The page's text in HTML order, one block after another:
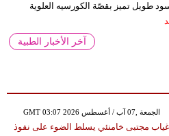
طويل تميز بقصّة الكورسيه العلوية
آخر الأخبار الطبية
GMT 03:07 2026 الجمعة ,07 آب / أغسطس
غياب مجتبى خامنئي يسلط الضوء على نفوذ